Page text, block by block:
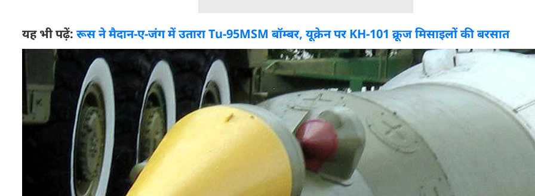
यह भी पढ़ें: रूस ने मैदान-ए-जंग में उतारा Tu-95MSM बॉम्बर, यूक्रेन पर KH-101 क्रूज मिसाइलों की बरसात